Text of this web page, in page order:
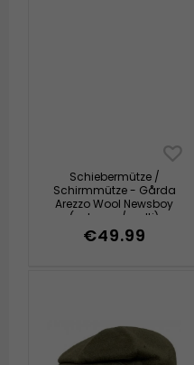
Schiebermütze /
Schirmmütze - Gårda
Arezzo Wool Newsboy
(schwarz/multi)
€49.99